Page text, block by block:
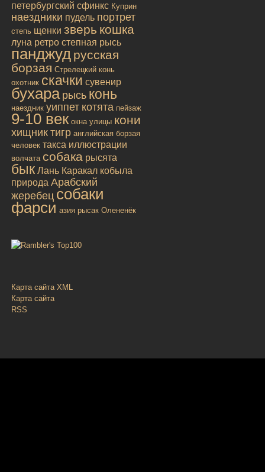
петербургский сфинкс Куприн
наездники пудель портрет
степь щенки зверь кошка
луна ретро степная рысь
панджуд русская
борзая Стрелецкий конь
охотник скачки сувенир
бухара рысь конь
наездник уиппет котята пейзаж
9-10 век окна улицы кони
хищник тигр английская борзая
человек такса иллюстрации
волчата собака рысята
бык Лань Каракал кобыла
природа Арабский
жеребец собаки
фарси азия рысак Олененёк
Карта сайта XML
Карта сайта
RSS